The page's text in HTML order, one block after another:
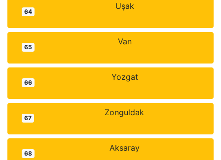
64
Uşak
65
Van
66
Yozgat
67
Zonguldak
68
Aksaray